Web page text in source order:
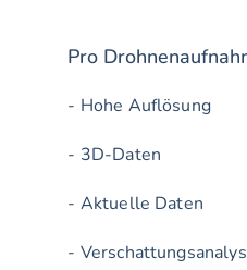
Pro
- Hohe Auflösung
- 3D-Daten
- Aktuelle Daten
-